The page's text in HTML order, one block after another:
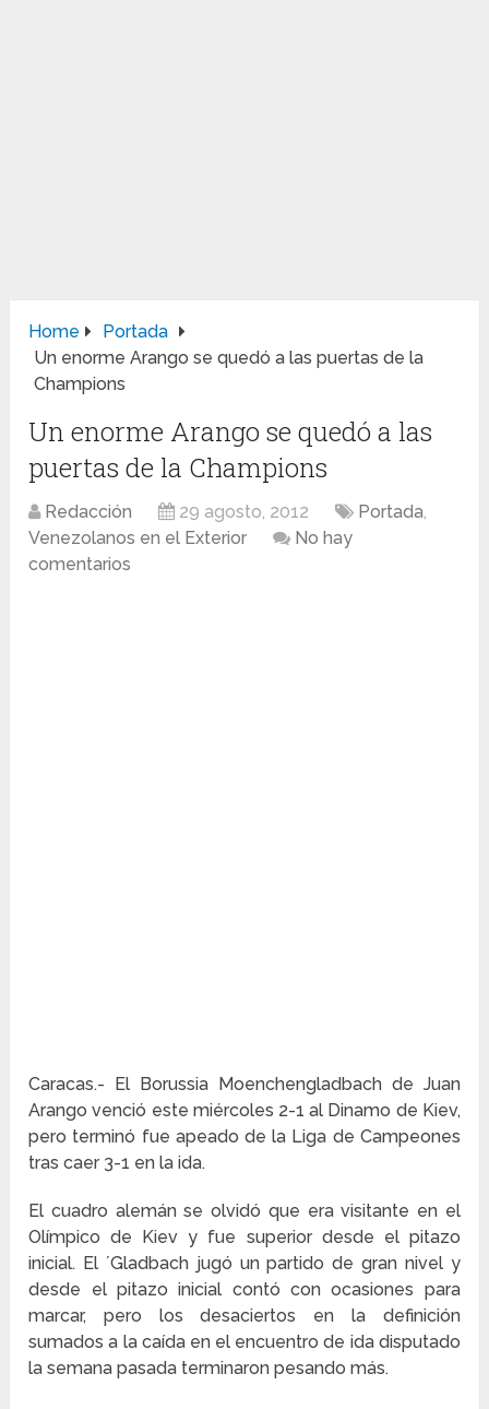
Home
Portada
Un enorme Arango se quedó a las puertas de la
Champions
Un enorme Arango se quedó a las
puertas de la Champions
Redacción 29 agosto, 2012 Portada,
Venezolanos en el Exterior
No hay
comentarios
Caracas.- El Borussia Moenchengladbach de Juan
Arango venció este miércoles 2-1 al Dinamo de Kiev,
pero terminó fue apeado de la Liga de Campeones
tras caer 3-1 en la ida.
El cuadro alemán se olvidó que era visitante en el
Olímpico de Kiev y fue superior desde el pitazo
inicial. El ´Gladbach jugó un partido de gran nivel y
desde el pitazo inicial contó con ocasiones para
marcar, pero los desaciertos en la definición
sumados a la caída en el encuentro de ida disputado
la semana pasada terminaron pesando más.